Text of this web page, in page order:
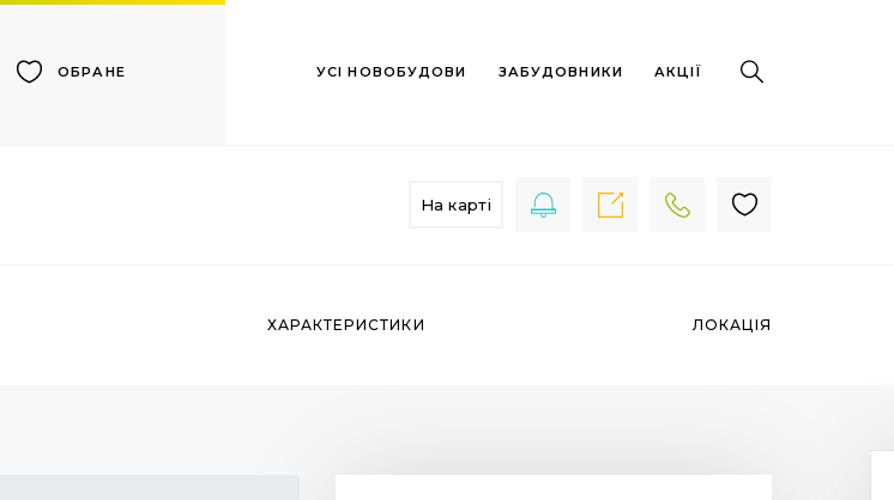
ОБРАНЕ УСІ НОВОБУДОВИ ЗАБУДОВНИКИ АКЦІЇ
На карті
ХАРАКТЕРИСТИКИ ЛОКАЦІЯ